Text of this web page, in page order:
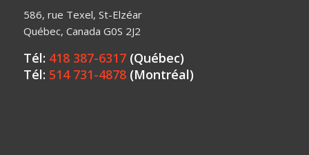
586, rue Texel, St-Elzéar
Québec, Canada G0S 2J2
Tél: 418 387-6317(Québec)
Tél: 514 731-4878(Montréal)